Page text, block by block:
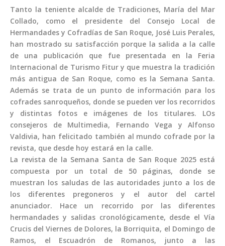
Tanto la teniente alcalde de Tradiciones, María del Mar
Collado, como el presidente del Consejo Local de
Hermandades y Cofradías de San Roque, José Luis Perales,
han mostrado su satisfacción porque la salida a la calle
de una publicación que fue presentada en la Feria
Internacional de Turismo Fitur y que muestra la tradición
más antigua de San Roque, como es la Semana Santa.
Además se trata de un punto de información para los
cofrades sanroqueños, donde se pueden ver los recorridos
y distintas fotos e imágenes de los titulares. LOs
consejeros de Multimedia, Fernando Vega y Alfonso
Valdivia, han felicitado también al mundo cofrade por la
revista, que desde hoy estará en la calle.
La revista de la Semana Santa de San Roque 2025 está
compuesta por un total de 50 páginas, donde se
muestran los saludas de las autoridades junto a los de
los diferentes pregoneros y el autor del cartel
anunciador. Hace un recorrido por las diferentes
hermandades y salidas cronológicamente, desde el Vía
Crucis del Viernes de Dolores, la Borriquita, el Domingo de
Ramos, el Escuadrón de Romanos, junto a las